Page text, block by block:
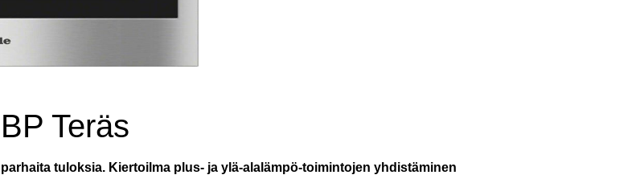
Teräs
tuloksia. Kiertoilma plus- ja ylä-alalämpö-toimintojen yhdistäminen